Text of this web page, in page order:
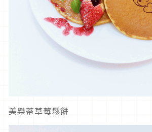
美樂蒂草莓鬆餅